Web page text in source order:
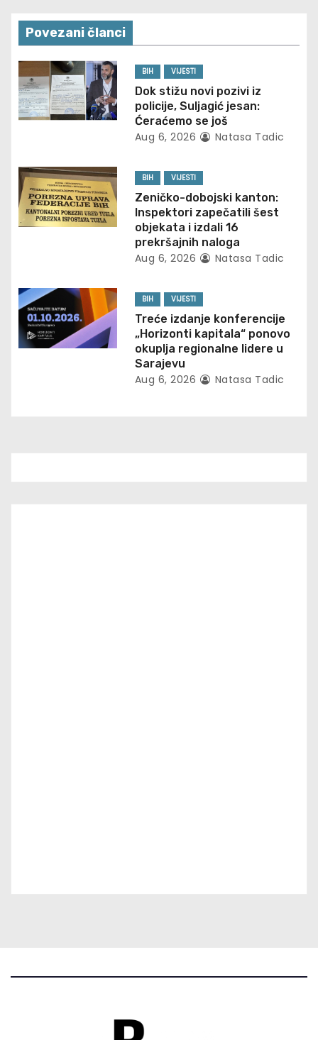
n
a
v
i
a
t
i
n
Povezani članci
BIH VIJESTI
Dok stižu novi pozivi iz
policije, Suljagić jesan:
Ćeraćemo se još
Aug 6, 2026 Natasa Tadic
BIH VIJESTI
Zeničko-dobojski kanton:
Inspektori zapečatili šest
objekata i izdali 16
prekršajnih naloga
Aug 6, 2026 Natasa Tadic
BIH VIJESTI
Treće izdanje konferencije
„Horizonti kapitala“ ponovo
okuplja regionalne lidere u
Sarajevu
Aug 6, 2026 Natasa Tadic